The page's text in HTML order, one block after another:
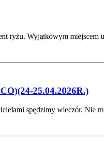
ryżu. Wyjątkowym miejscem
25.04.2026R.)
spędzimy wieczór. Nie